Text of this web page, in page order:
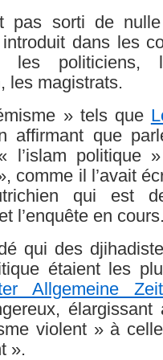
pas sorti de
dans les
les politiciens,
les magistrats.
» tels que
que
politique »
comme il l’avait
qui est
l’enquête en
qui des
étaient les
Allgemeine
violent » à
».